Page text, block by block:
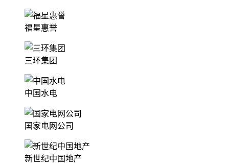
福星惠誉
三环集团
中国水电
国家电网公司
新世纪中国地产